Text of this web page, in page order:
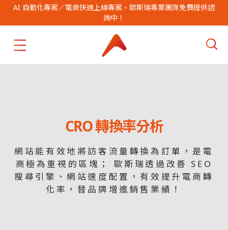
AI 自動化專案／電商快速上線專案，歐斯瑞專業團隊免費提供諮
詢中！
CRO 轉換率分析
網站能有效地將訪客流量轉換為訂單，是電
商極為重視的區塊； 歐斯瑞透過改善 SEO
搜尋引擎、網站速度配置，有效提升電商轉
化率，替品牌增進銷售業績！